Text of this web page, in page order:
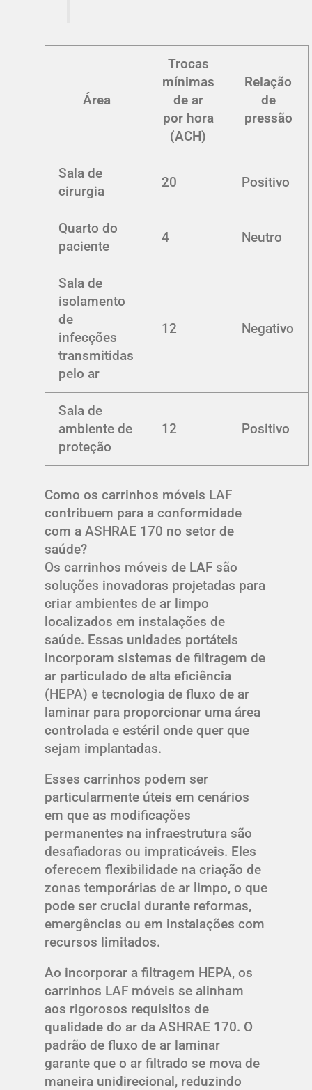
Área
Trocas
mínimas
de ar
por hora
(ACH)
Relação
de
pressão
Sala de
cirurgia
20 Positivo
Quarto do
paciente
4 Neutro
Sala de
isolamento
de
infecções
transmitidas
pelo ar
12 Negativo
Sala de
ambiente de
proteção
12 Positivo
Como os carrinhos móveis LAF
contribuem para a conformidade
com a ASHRAE 170 no setor de
saúde?
Os carrinhos móveis de LAF são
soluções inovadoras projetadas para
criar ambientes de ar limpo
localizados em instalações de
saúde. Essas unidades portáteis
incorporam sistemas de filtragem de
ar particulado de alta eficiência
(HEPA) e tecnologia de fluxo de ar
laminar para proporcionar uma área
controlada e estéril onde quer que
sejam implantadas.
Esses carrinhos podem ser
particularmente úteis em cenários
em que as modificações
permanentes na infraestrutura são
desafiadoras ou impraticáveis. Eles
oferecem flexibilidade na criação de
zonas temporárias de ar limpo, o que
pode ser crucial durante reformas,
emergências ou em instalações com
recursos limitados.
Ao incorporar a filtragem HEPA, os
carrinhos LAF móveis se alinham
aos rigorosos requisitos de
qualidade do ar da ASHRAE 170. O
padrão de fluxo de ar laminar
garante que o ar filtrado se mova de
maneira unidirecional, reduzindo